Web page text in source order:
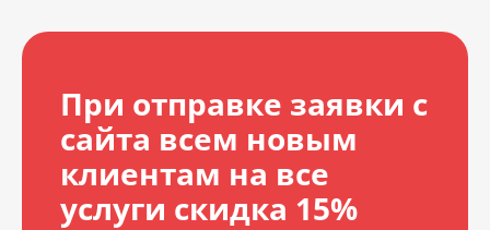
При отправке заявки с
сайта всем новым
клиентам на все
услуги скидка 15%